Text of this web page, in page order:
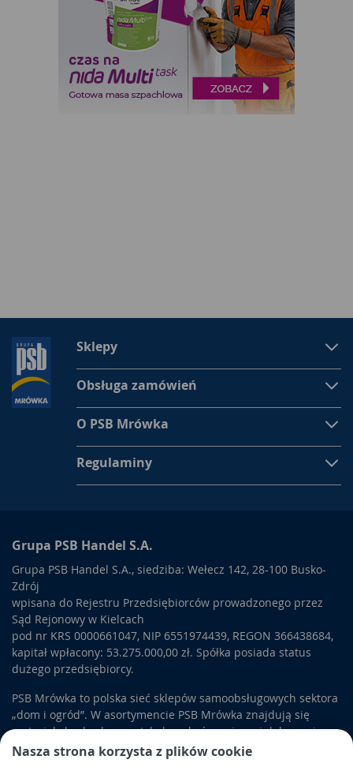
Nasza strona korzysta z plików cookie
Sklepy
Obsługa zamówień
O PSB Mrówka
Regulaminy
Grupa PSB Handel S.A.
Grupa PSB Handel S.A., siedziba: Wełecz 142, 28-100 Busko-
Zdrój
wpisana do Rejestru Przedsiębiorców prowadzonego przez
Sąd Rejonowy w Kielcach
pod nr KRS 0000661047, NIP 6551974439, REGON 366438684,
kapitał wpłacony: 53.275.000,00 zł. Spółka posiada status
dużego przedsiębiorcy.
PSB Mrówka to polska sieć sklepów samoobsługowych sektora
„dom i ogród”. W asortymencie PSB Mrówka znajdują się
materiały budowlane, artykuły wykończeniowe i dekoracyjne,
wyposażenie łazienek i kuchni, elektronarzędzia, a także